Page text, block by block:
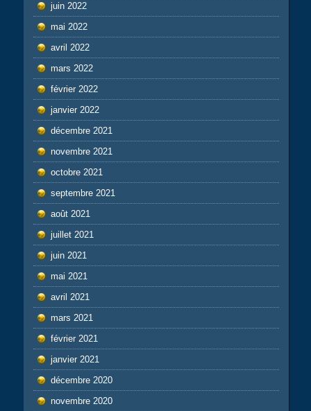
juin 2022
mai 2022
avril 2022
mars 2022
février 2022
janvier 2022
décembre 2021
novembre 2021
octobre 2021
septembre 2021
août 2021
juillet 2021
juin 2021
mai 2021
avril 2021
mars 2021
février 2021
janvier 2021
décembre 2020
novembre 2020